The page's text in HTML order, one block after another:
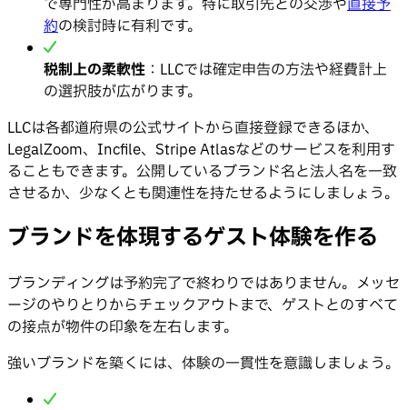
約の検討時に有利です。
税制上の柔軟性 ：LLCでは確定申告の方法や経費計上
の選択肢が広がります。
LLCは各都道府県の公式サイトから直接登録できるほか、
LegalZoom、Incfile、Stripe Atlasなどのサービスを利用す
ることもできます。公開しているブランド名と法人名を一致
させるか、少なくとも関連性を持たせるようにしましょう。
ブランドを体現するゲスト体験を作る
ブランディングは予約完了で終わりではありません。メッセ
ージのやりとりからチェックアウトまで、ゲストとのすべて
の接点が物件の印象を左右します。
強いブランドを築くには、体験の一貫性を意識しましょう。